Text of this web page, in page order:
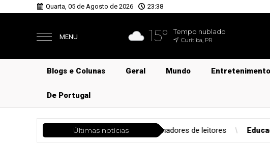
Quarta, 05 de Agosto de 2026 23:38
MENU 15° Tempo nublado
Curitiba, PR
Blogs e Colunas Geral Mundo Entretenimento
De Portugal
Últimas notícias
a formadores de leitores Educação Bravo! Autoras defendem